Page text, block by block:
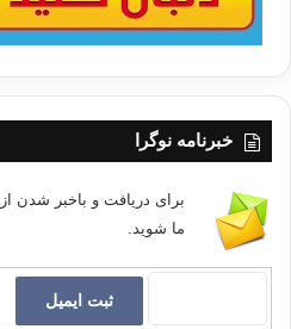
خبرنامه نوگرا
برای دریافت و باخبر شدن
ما شوید.